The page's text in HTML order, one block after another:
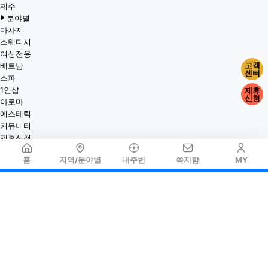
홈 지역/분야별 내주변 쪽지함 MY
제주
분야별
마사지
스웨디시
여성전용
베트남
스파
1인샵
아로마
에스테틱
커뮤니티
제휴신청
고객
센터
제휴
신청